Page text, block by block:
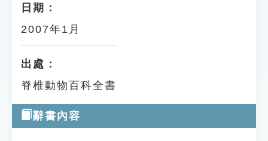
日期：
2007年1月
出處：
脊椎動物百科全書
辭書內容